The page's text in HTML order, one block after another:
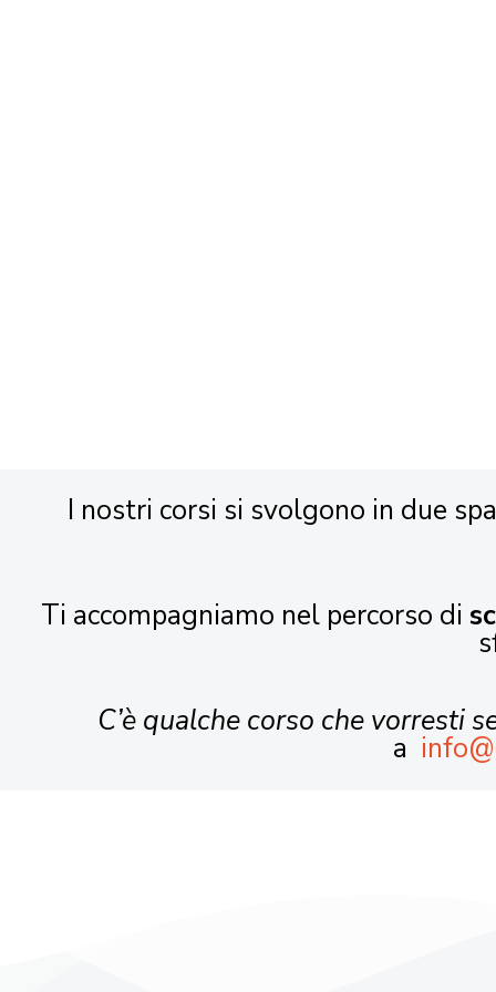
I nostri corsi si svolgono in due
Ti accompagniamo nel percorso di
C’è qualche corso che vorresti
a